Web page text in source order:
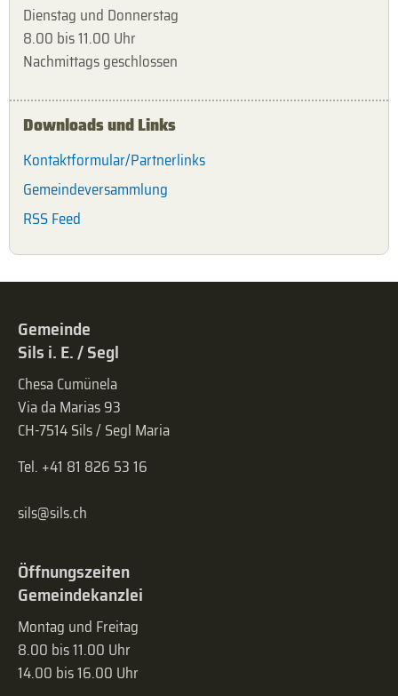
Dienstag und Donnerstag
8.00 bis 11.00 Uhr
Nachmittags geschlossen
Downloads und Links
Kontaktformular/Partnerlinks
Gemeindeversammlung
RSS Feed
Gemeinde
Sils i. E. / Segl
Chesa Cumünela
Via da Marias 93
CH-7514 Sils / Segl Maria
Tel. +41 81 826 53 16
sils@sils.ch
Öffnungszeiten
Gemeindekanzlei
Montag und Freitag
8.00 bis 11.00 Uhr
14.00 bis 16.00 Uhr